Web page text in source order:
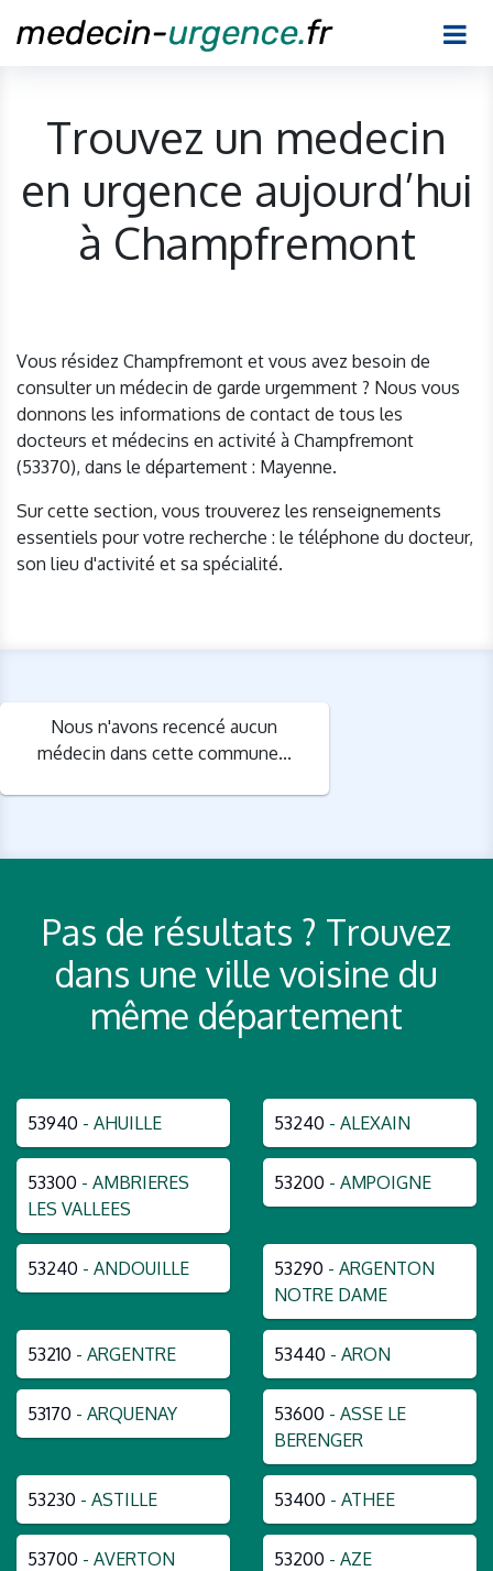
Trouvez un medecin
en urgence aujourd’hui
à Champfremont
Vous résidez Champfremont et vous avez besoin de
consulter un médecin de garde urgemment ? Nous vous
donnons les informations de contact de tous les
docteurs et médecins en activité à Champfremont
(53370), dans le département : Mayenne.
Sur cette section, vous trouverez les renseignements
essentiels pour votre recherche : le téléphone du docteur,
son lieu d'activité et sa spécialité.
Nous n'avons recencé aucun
médecin dans cette commune...
Pas de résultats ? Trouvez
dans une ville voisine du
même département
53940 - AHUILLE 53240 - ALEXAIN
53300 - AMBRIERES
LES VALLEES
53200 - AMPOIGNE
53240 - ANDOUILLE 53290 - ARGENTON
NOTRE DAME
53210 - ARGENTRE 53440 - ARON
53170 - ARQUENAY 53600 - ASSE LE
BERENGER
53230 - ASTILLE 53400 - ATHEE
53700 - AVERTON 53200 - AZE